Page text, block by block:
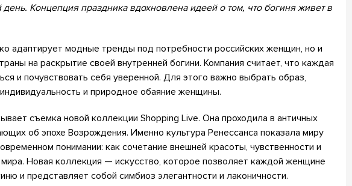
Концепция праздника вдохновлена идеей о том, что богиня живет в
адаптирует модные тренды под потребности российских женщин, но и
на раскрытие своей внутренней богини. Компания считает, что каждая
и почувствовать себя уверенной. Для этого важно выбрать образ,
и природное обаяние женщины.
съемка новой коллекции Shopping Live. Она проходила в античных
об эпохе Возрождения. Именно культура Ренессанса показала миру
понимании: как сочетание внешней красоты, чувственности и
Новая коллекция — искусство, которое позволяет каждой женщине
и представляет собой симбиоз элегантности и лаконичности.